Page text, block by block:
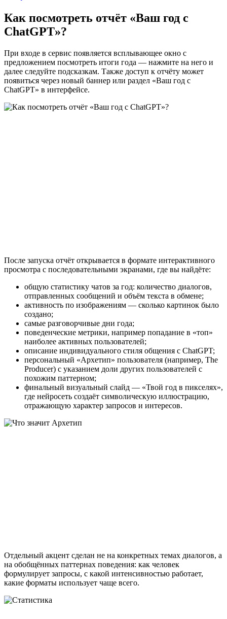
Как посмотреть отчёт «Ваш год с
ChatGPT»?
При входе в сервис появляется всплывающее окно с
предложением посмотреть итоги года — нажмите на него и
далее следуйте подсказкам. Также доступ к отчёту может
появиться через новый баннер или раздел «Ваш год с
ChatGPT» в интерфейсе.
После запуска отчёт открывается в формате интерактивного
просмотра с последовательными экранами, где вы найдёте:
общую статистику чатов за год: количество диалогов,
отправленных сообщений и объём текста в обмене;
активность по изображениям — сколько картинок было
создано;
самые разговорчивые дни года;
поведенческие метрики, например попадание в «топ»
наиболее активных пользователей;
описание индивидуального стиля общения с ChatGPT;
персональный «Архетип» пользователя (например, The
Producer) с указанием доли других пользователей с
похожим паттерном;
финальный визуальный слайд — «Твой год в пикселях»,
где нейросеть создаёт символическую иллюстрацию,
отражающую характер запросов и интересов.
Отдельный акцент сделан не на конкретных темах диалогов, а
на обобщённых паттернах поведения: как человек
формулирует запросы, с какой интенсивностью работает,
какие форматы использует чаще всего.